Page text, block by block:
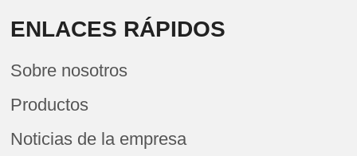
ENLACES RÁPIDOS
Sobre nosotros
Productos
Noticias de la empresa